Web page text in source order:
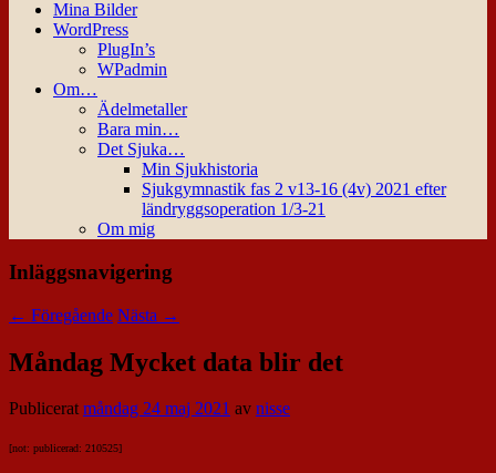
Mina Bilder
WordPress
PlugIn’s
WPadmin
Om…
Ädelmetaller
Bara min…
Det Sjuka…
Min Sjukhistoria
Sjukgymnastik fas 2 v13-16 (4v) 2021 efter
ländryggsoperation 1/3-21
Om mig
Inläggsnavigering
← Föregående Nästa →
Måndag Mycket data blir det
Publiceratmåndag 24 maj 2021 av nisse
[not: publicerad: 210525]